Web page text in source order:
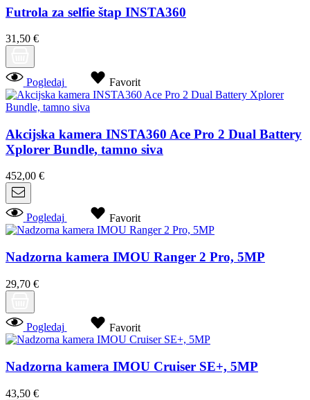
Futrola za selfie štap INSTA360
31,50 €
Pogledaj Favorit
Akcijska kamera INSTA360 Ace Pro 2 Dual Battery
Xplorer Bundle, tamno siva
452,00 €
Pogledaj Favorit
Nadzorna kamera IMOU Ranger 2 Pro, 5MP
29,70 €
Pogledaj Favorit
Nadzorna kamera IMOU Cruiser SE+, 5MP
43,50 €